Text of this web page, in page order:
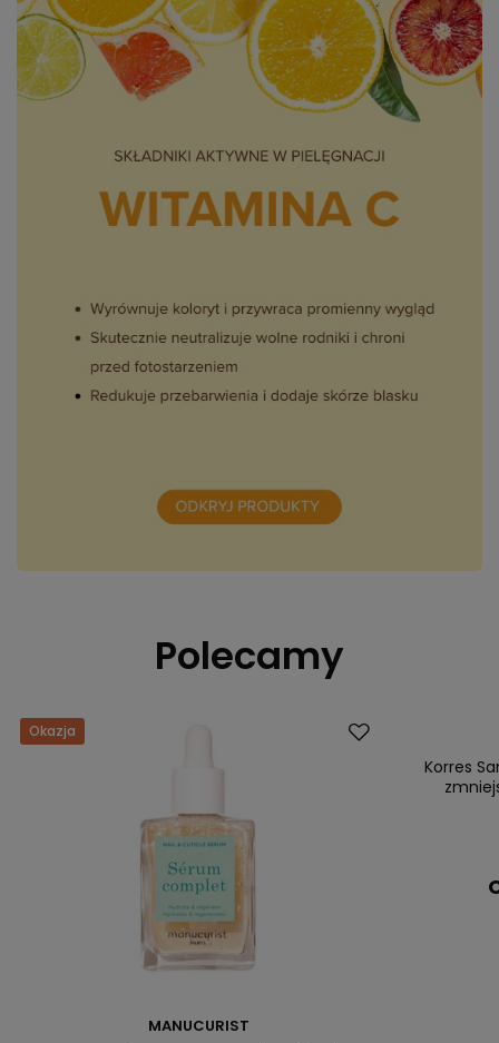
Polecamy
Okazja
MANUCURIST
Korres